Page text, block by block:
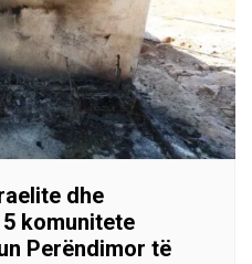
dhe
komunitete
Perëndimor të